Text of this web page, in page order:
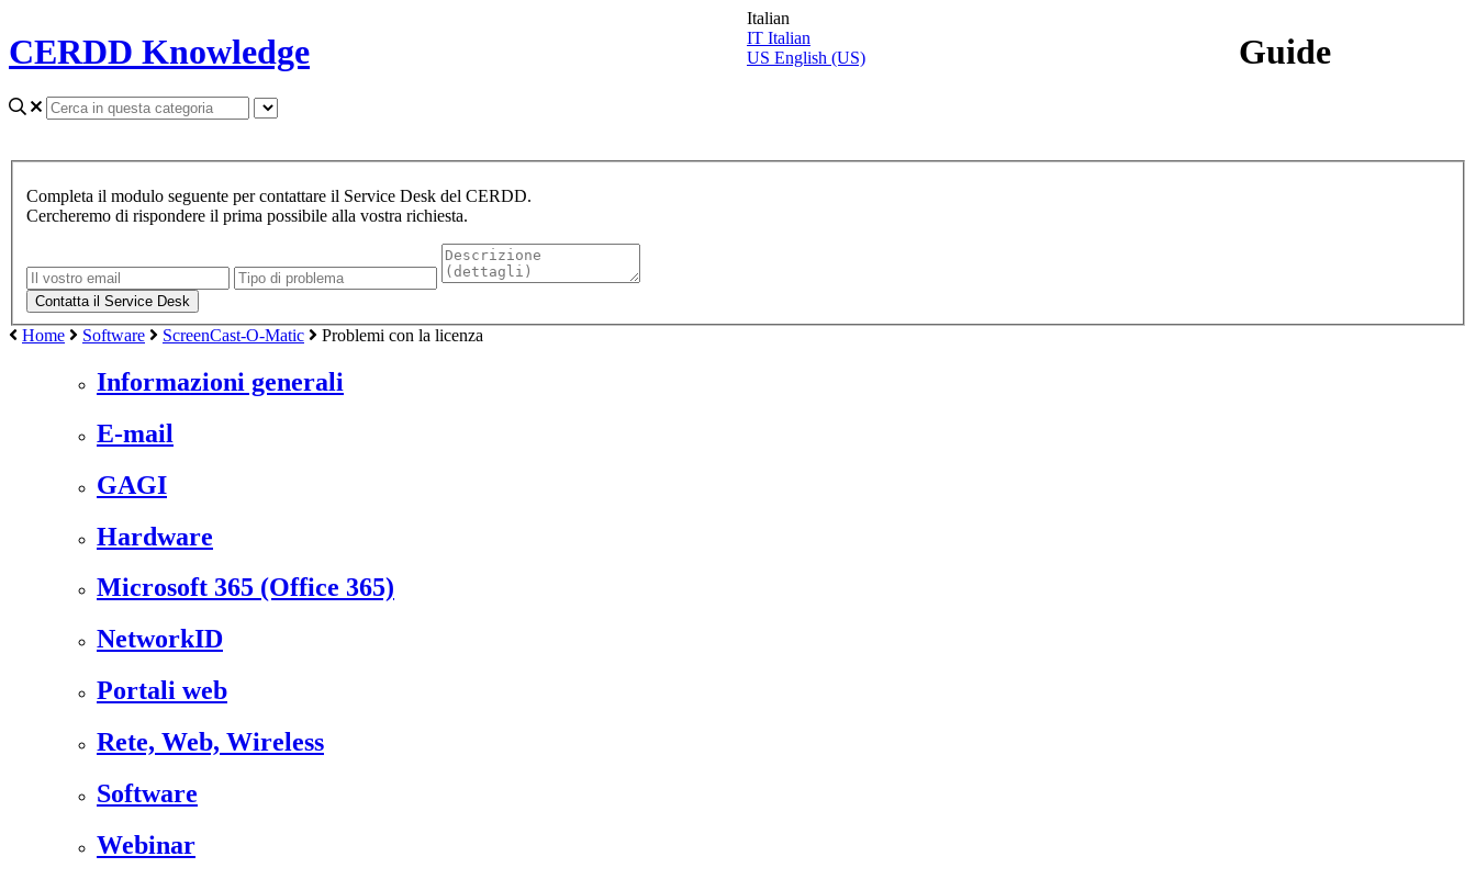
CERDD Knowledge
Italian
IT Italian
US English (US) Guide
Completa il modulo seguente per contattare il Service Desk del CERDD.
Cercheremo di rispondere il prima possibile alla vostra richiesta.
Home Software ScreenCast-O-Matic Problemi con la licenza
Informazioni generali
E-mail
GAGI
Hardware
Microsoft 365 (Office 365)
NetworkID
Portali web
Rete, Web, Wireless
Software
Webinar